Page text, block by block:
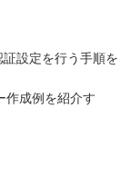
設定を行う手順を
作成例を紹介す